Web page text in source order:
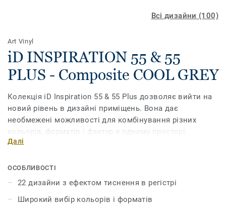
Всі дизайни (100)
Art Vinyl
iD INSPIRATION 55 & 55
PLUS - Composite COOL GREY
Колекція iD Inspiration 55 & 55 Plus дозволяє вийти на
новий рівень в дизайні приміщень. Вона дає
необмежені можливості для комбінування різних
кольорів, форматів і фактур в одному просторі.
Поєднайте текстуру дерева, каміння та металу, грайте з
аксесуарами – плінтусами та профілями. iD Inspiration
55 & 55 Plus розсуває межі дозволеного у дизайні і
дозволяє створити інтер’єр вашої мрії. Колекція
пропонує 22 декори, які мають тиснення в регістрі – це
Далі
ОСОБЛИВОСТІ
22 дизайни з ефектом тиснення в регістрі
Широкий вибір кольорів і форматів